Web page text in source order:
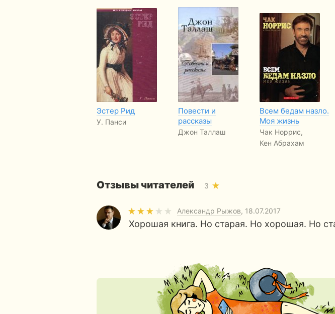
Эстер Рид
У. Панси
Повести и
рассказы
Джон Таллаш
Всем бедам назло.
Моя жизнь
Чак Норрис,
Кен Абрахам
Отзывы читателей 3
Александр Рыжов, 18.07.2017
Хорошая книга. Но старая. Но хорошая. Но